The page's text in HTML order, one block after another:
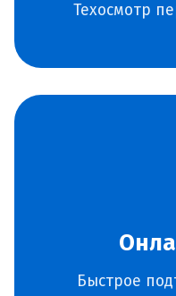
Техосмотр
Быстрое